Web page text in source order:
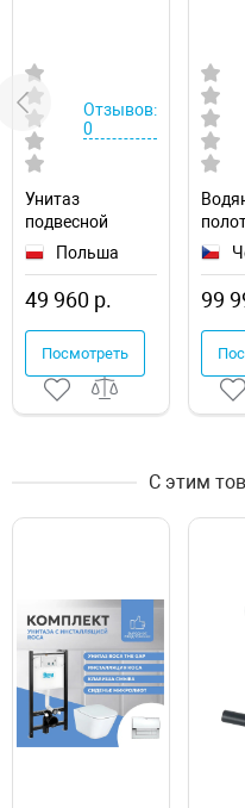
Отзывов:
0
Унитаз
подвесной
Excellent Ness
Польша
49 960 р.
Посмотреть
99
С этим